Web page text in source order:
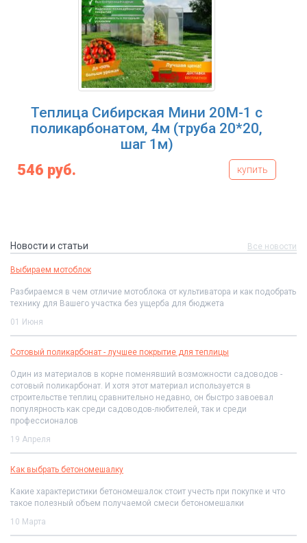
Теплица Сибирская Мини 20М-1 с
поликарбонатом, 4м (труба 20*20,
шаг 1м)
546 руб. купить
Новости и статьи Все новости
Выбираем мотоблок
Разбираемся в чем отличие мотоблока от культиватора и как подобрать
технику для Вашего участка без ущерба для бюджета
01 Июня
Сотовый поликарбонат - лучшее покрытие для теплицы
Один из материалов в корне поменявший возможности садоводов -
сотовый поликарбонат. И хотя этот материал используется в
строительстве теплиц сравнительно недавно, он быстро завоевал
популярность как среди садоводов-любителей, так и среди
профессионалов
19 Апреля
Как выбрать бетономешалку
Какие характеристики бетономешалок стоит учесть при покупке и что
такое полезный объем получаемой смеси бетономешалки
10 Марта